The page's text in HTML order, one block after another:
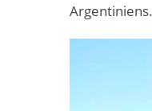
Argentiniens.